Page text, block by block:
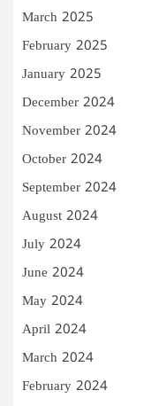
March 2025
February 2025
January 2025
December 2024
November 2024
October 2024
September 2024
August 2024
July 2024
June 2024
May 2024
April 2024
March 2024
February 2024